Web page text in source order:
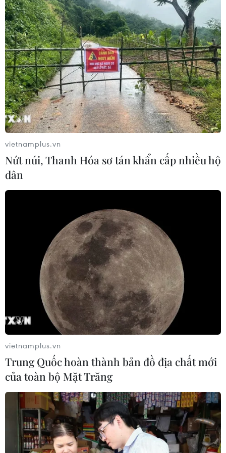
20/04/2023 13:09
Ngoại trưởng Indonesia Retno Marsudi cho hay việc
chuẩn bị sơ tán đang tiếp tục được hoàn thiện trong khi
chờ đợi thời điểm thích hợp và cân nhắc đến sự an toàn
của các công dân Indonesia.
Tư lệnh quân đội Sudan tuyên bố chắc
nịch không đàm phán với RSF
20/04/2023 23:19
Bộ Ngoại giao Sudan ra tuyên bố nêu rõ tất cả các cuộc
hòa giải quốc gia, khu vực và quốc tế nhằm thuyết phục
RSF hợp nhất với các lực lượng vũ trang đều thất bại.
vietnamplus.vn
Nứt núi, Thanh Hóa sơ tán khẩn cấp nhiều hộ
dân
vietnamplus.vn
Trung Quốc hoàn thành bản đồ địa chất mới
của toàn bộ Mặt Trăng